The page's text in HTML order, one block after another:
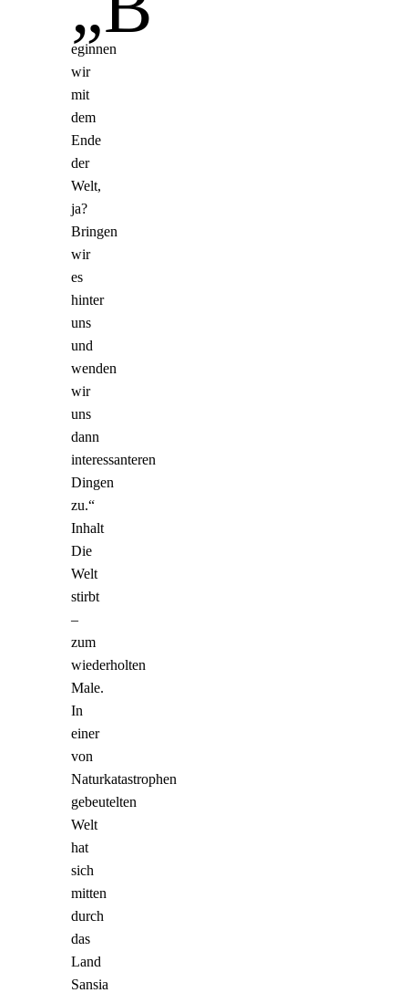
eginnen
wir
mit
dem
Ende
der
Welt,
ja?
Bringen
wir
es
hinter
uns
und
wenden
wir
uns
dann
interessanteren
Dingen
zu.“
Inhalt
Die
Welt
stirbt
–
zum
wiederholten
Male.
In
einer
von
Naturkatastrophen
gebeutelten
Welt
hat
sich
mitten
durch
das
Land
Sansia